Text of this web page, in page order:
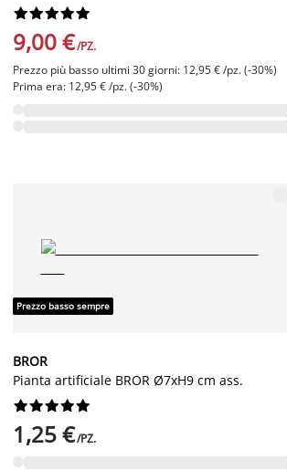






9,00 €/PZ.
Prezzo più basso ultimi 30 giorni: 12,95 € /pz. (-30%)
Prima era: 12,95 € /pz. (-30%)
Prezzo basso sempre
BROR
Pianta artificiale BROR Ø7xH9 cm ass.






1,25 €/PZ.